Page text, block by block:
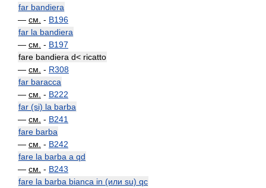
far bandiera
— см. - B196
far la bandiera
— см. - B197
fare bandiera d< ricatto
— см. - R308
far baracca
— см. - B222
far (si) la barba
— см. - B241
fare barba
— см. - B242
fare la barba a qd
— см. - B243
fare la barba bianca in (или su) qc